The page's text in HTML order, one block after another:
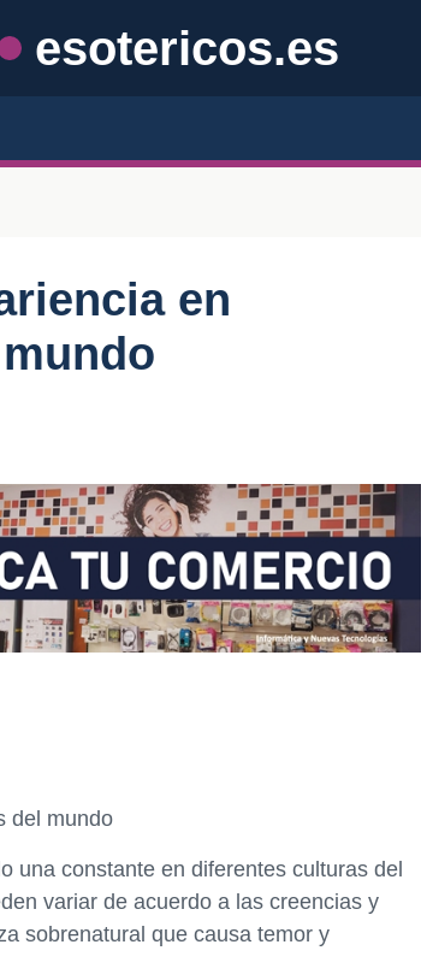
esotericos.es
en
del mundo
una constante en diferentes culturas del
variar de acuerdo a las creencias y
sobrenatural que causa temor y